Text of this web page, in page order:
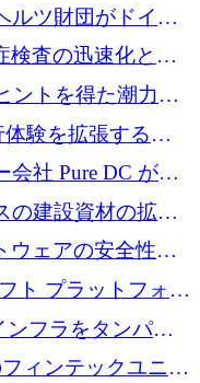
ルツ財団がドイツ
めに2,000万ユー
立ち上げる
検査の迅速化と抗
万ポンドを寄付
ントを得た潮力発
430 万ポンドを調
体験を拡張するた
会社 Pure DC が欧
を確保
の建設資材の拡大
ウェアの安全性を
を調達
ト プラットフォー
ドルを調達
ンフラをタンパク
万ユーロを調達
ィンテックユニコ